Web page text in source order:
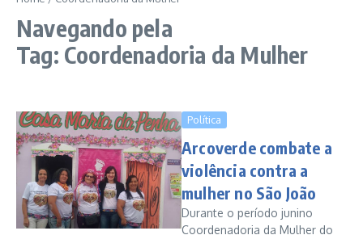
Navegando pela
Tag: Coordenadoria da Mulher
Política
Arcoverde combate a
violência contra a
mulher no São João
Durante o período junino
Coordenadoria da Mulher do